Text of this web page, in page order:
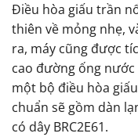
Điều hòa giấu trần
thiên về mỏng nhẹ,
ra, máy cũng được
cao đường ống
một bộ điều hòa
chuẩn sẽ gồm dàn
có dây BRC2E61.